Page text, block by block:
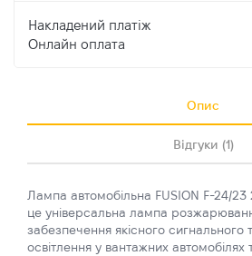
Накладений платіж
Онлайн оплата
Опис
Відгуки (1)
Лампа автомобільна FUSION F-24/
це універсальна лампа
забезпечення якісного сигнального
освітлення у вантажних автомобілях